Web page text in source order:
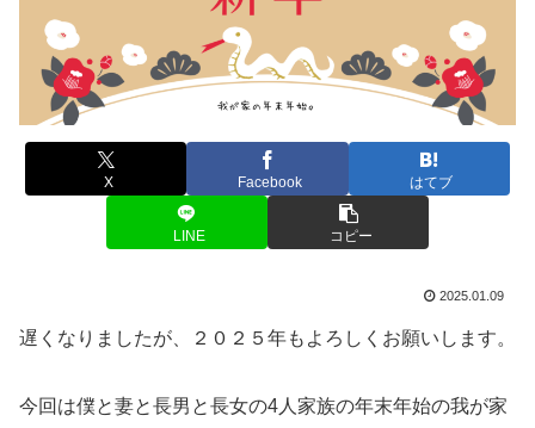
X Facebook はてブ
LINE コピー
2025.01.09
遅くなりましたが、２０２５年もよろしくお願いします。
今回は僕と妻と長男と長女の4人家族の年末年始の我が家